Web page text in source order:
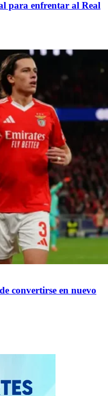
para enfrentar al Real
convertirse en nuevo